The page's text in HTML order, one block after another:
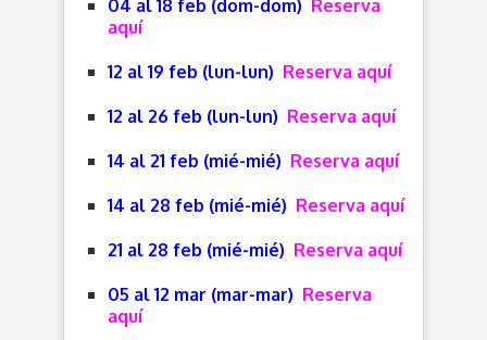
04 al 18 feb (dom-dom) Reserva
aquí
12 al 19 feb (lun-lun) Reserva aquí
12 al 26 feb (lun-lun) Reserva aquí
14 al 21 feb (mié-mié) Reserva aquí
14 al 28 feb (mié-mié) Reserva aquí
21 al 28 feb (mié-mié) Reserva aquí
05 al 12 mar (mar-mar) Reserva
aquí